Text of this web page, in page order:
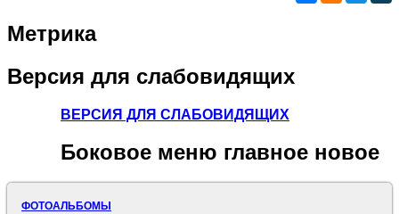
Метрика
Версия для слабовидящих
ВЕРСИЯ ДЛЯ СЛАБОВИДЯЩИХ
Боковое меню главное новое
ФОТОАЛЬБОМЫ